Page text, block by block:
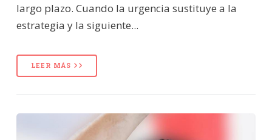
largo plazo. Cuando la urgencia sustituye a la
estrategia y la siguiente...
LEER MÁS